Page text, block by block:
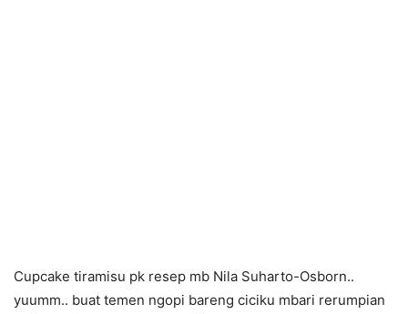
Cupcake tiramisu pk resep mb Nila Suharto-Osborn..
yuumm.. buat temen ngopi bareng ciciku mbari rerumpian